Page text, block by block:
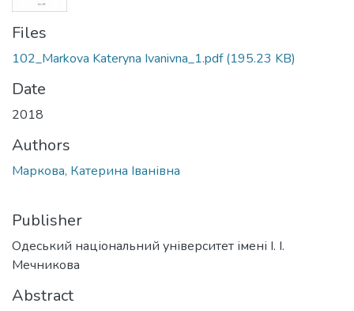
Files
102_Markova Kateryna Ivanivna_1.pdf(195.23 KB)
Date
2018
Authors
Маркова, Катерина Іванівна
Publisher
Одеський національний університет імені І. І.
Мечникова
Abstract